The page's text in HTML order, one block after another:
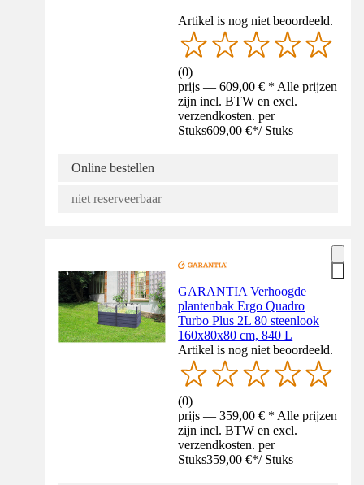
Artikel is nog niet beoordeeld.
(0)
prijs — 609,00 € * Alle prijzen
zijn incl. BTW en excl.
verzendkosten. per
Stuks609,00 €*/ Stuks
Online bestellen
niet reserveerbaar
GARANTIA Verhoogde
plantenbak Ergo Quadro
Turbo Plus 2L 80 steenlook
160x80x80 cm, 840 L
Artikel is nog niet beoordeeld.
(0)
prijs — 359,00 € * Alle prijzen
zijn incl. BTW en excl.
verzendkosten. per
Stuks359,00 €*/ Stuks